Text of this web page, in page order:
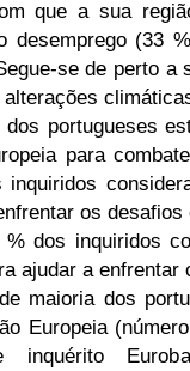
que a sua
desemprego (33
se de perto
portugueses
para
os
dos inquiridos
ajudar a
maioria dos
Europeia
inquérito